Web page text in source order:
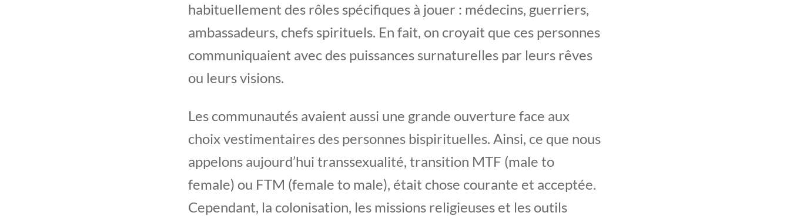
habituellement des rôles spécifiques à jouer : médecins, guerriers,
ambassadeurs, chefs spirituels. En fait, on croyait que ces personnes
communiquaient avec des puissances surnaturelles par leurs rêves
ou leurs visions.
Les communautés avaient aussi une grande ouverture face aux
choix vestimentaires des personnes bispirituelles. Ainsi, ce que nous
appelons aujourd’hui transsexualité, transition MTF (male to
female) ou FTM (female to male), était chose courante et acceptée.
Cependant, la colonisation, les missions religieuses et les outils